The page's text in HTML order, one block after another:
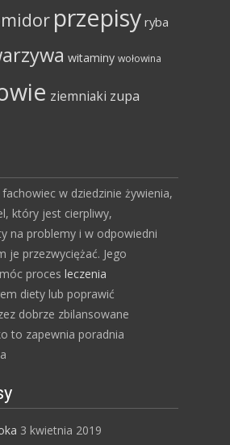
przepisy ryba
witaminy wołowina
ziemniaki zupa
w dziedzinie żywienia,
który jest cierpliwy,
na problemy i w odpowiedni
je przezwyciężać. Jego
proces leczenia
diety lub poprawić
dobrze zbilansowane
to zapewnia poradnia
3 kwietnia 2019